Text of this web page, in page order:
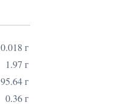
0.018 г
1.97 г
95.64 г
0.36 г